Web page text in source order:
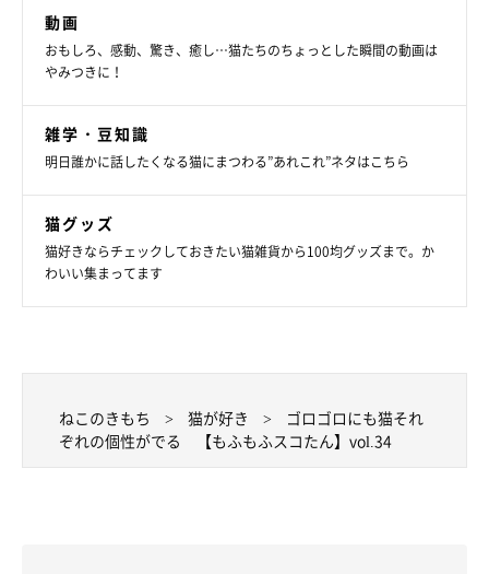
動画
おもしろ、感動、驚き、癒し…猫たちのちょっとした瞬間の動画は
やみつきに！
雑学・豆知識
明日誰かに話したくなる猫にまつわる”あれこれ”ネタはこちら
猫グッズ
猫好きならチェックしておきたい猫雑貨から100均グッズまで。か
わいい集まってます
ねこのきもち 猫が好き
ゴロゴロにも猫それ
ぞれの個性がでる 【もふもふスコたん】vol.34